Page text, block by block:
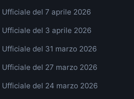
del 7 aprile 2026
del 3 aprile 2026
del 31 marzo 2026
del 27 marzo 2026
del 24 marzo 2026